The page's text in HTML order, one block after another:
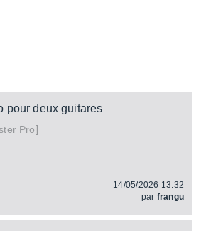
pour deux guitares
Pro]
14/05/2026 13:32
par frangu